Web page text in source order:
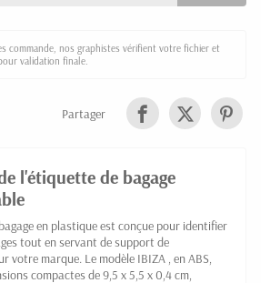
commande, nos graphistes vérifient votre fichier et
validation finale.
Partager
l'étiquette de bagage
en plastique est conçue pour identifier
tout en servant de support de
votre marque. Le modèle IBIZA , en ABS,
compactes de 9,5 x 5,5 x 0,4 cm,